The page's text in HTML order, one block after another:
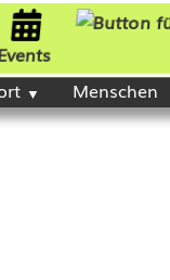
Menschen